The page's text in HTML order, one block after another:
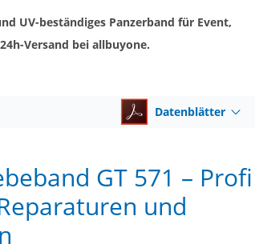
UV-beständiges Panzerband für Event,
Versand bei allbuyone.
Datenblätter
GT 571 – Profi
und